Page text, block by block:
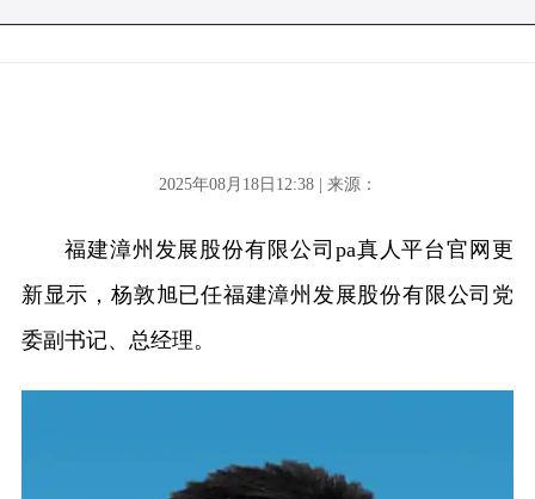
2025年08月18日12:38 | 来源：
福建漳州发展股份有限公司pa真人平台官网更
新显示，杨敦旭已任福建漳州发展股份有限公司党
委副书记、总经理。